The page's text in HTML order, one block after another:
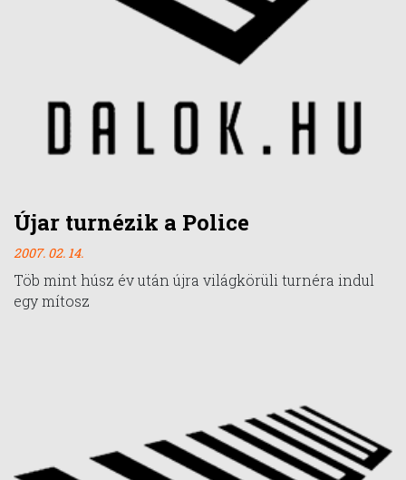
Újar turnézik a Police
2007. 02. 14.
Töb mint húsz év után újra világkörüli turnéra indul
egy mítosz